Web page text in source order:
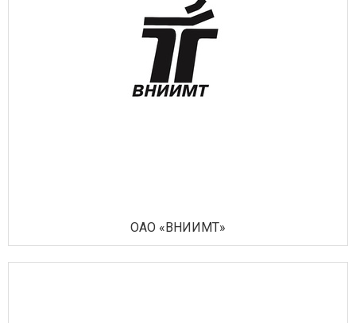
ОАО «ВНИИМТ»